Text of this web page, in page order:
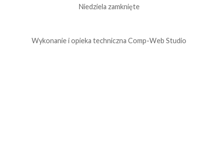
Niedziela zamknięte
Wykonanie i opieka techniczna Comp-Web Studio